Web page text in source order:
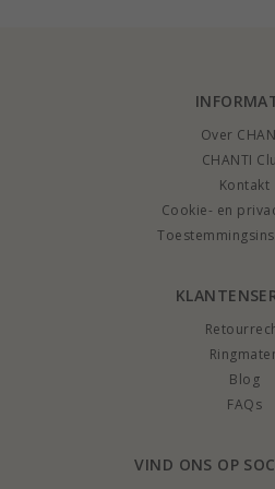
Over
CHANTI
Kontakt
Cookie- en
Blog
FAQs
VIND ONS OP